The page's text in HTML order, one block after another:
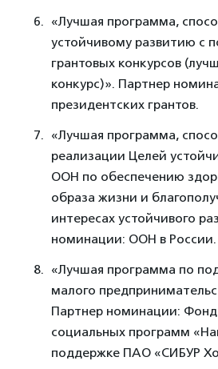
«Лучшая программа,
устойчивому развитию с
грантовых конкурсов
конкурс)». Партнер
президентских грантов.
«Лучшая программа,
реализации Целей
ООН по обеспечению
образа жизни и
интересах устойчивого
номинации: ООН в России.
«Лучшая программа по
малого
Партнер номинации: Фонд
социальных программ
поддержке ПАО «СИБУР